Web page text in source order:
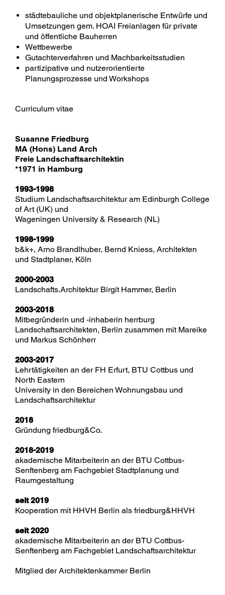
städtebauliche und objektplanerische Entwürfe und
Umsetzungen gem. HOAI Freianlagen für private
und öffentliche Bauherren
Wettbewerbe
Gutachterverfahren und Machbarkeitsstudien
partizipative und nutzerorientierte
Planungsprozesse und Workshops
Curriculum vitae
Susanne Friedburg
MA (Hons) Land Arch
Freie Landschaftsarchitektin
*1971 in Hamburg
1993-1998
Studium Landschaftsarchitektur am Edinburgh College
of Art (UK) und
Wageningen University & Research (NL)
1998-1999
b&k+, Arno Brandlhuber, Bernd Kniess, Architekten
und Stadtplaner, Köln
2000-2003
Landschafts.Architektur Birgit Hammer, Berlin
2003-2018
Mitbegründerin und -inhaberin herrburg
Landschaftsarchitekten, Berlin zusammen mit Mareike
und Markus Schönherr
2003-2017
Lehrtätigkeiten an der FH Erfurt, BTU Cottbus und
North Eastern
University in den Bereichen Wohnungsbau und
Landschaftsarchitektur
2018
Gründung friedburg&Co.
2018-2019
akademische Mitarbeiterin an der BTU Cottbus-
Senftenberg am Fachgebiet Stadtplanung und
Raumgestaltung
seit 2019
Kooperation mit HHVH Berlin als friedburg&HHVH
seit 2020
akademische Mitarbeiterin an der BTU Cottbus-
Senftenberg am Fachgebiet Landschaftsarchitektur
Mitglied der Architektenkammer Berlin